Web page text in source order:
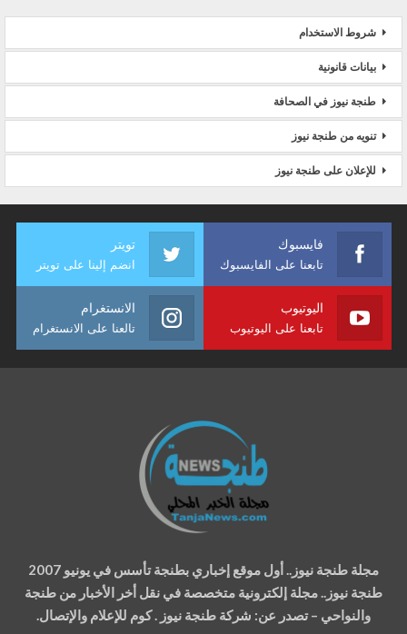
شروط الاستخدام
بيانات قانونية
طنجة نيوز في الصحافة
تنويه من طنجة نيوز
للإعلان على طنجة نيوز
فايسبوك
تابعنا على الفايسبوك
تويتر
انضم إلينا على تويتر
اليوتيوب
تابعنا على اليوتيوب
الانستغرام
تالعنا على الانستغرام
مجلة طنجة نيوز.. أول موقع إخباري بطنجة تأسس في يونيو 2007
طنجة نيوز.. مجلة إلكترونية متخصصة في نقل أخر الأخبار من طنجة
والنواحي – تصدر عن: شركة طنجة نيوز . كوم للإعلام والإتصال.